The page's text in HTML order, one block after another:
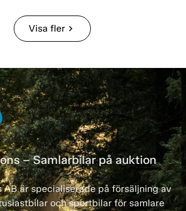
Visa flerchevron_right
– Samlarbilar på auktion
är specialiserade på försäljning av
och sportbilar för samlare